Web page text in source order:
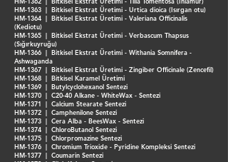
HM-1363 | Bitkisel Ekstrat Üretimi - Urtica dioica (Isırgan otu)
HM-1364 | Bitkisel Ekstrat Üretimi - Valeriana Officinalis
(Kediotu)
HM-1365 | Bitkisel Ekstrat Üretimi - Verbascum Thapsus
(Sığırkuyruğu)
HM-1366 | Bitkisel Ekstrat Üretimi - Withania Somnifera -
Ashwaganda
HM-1367 | Bitkisel Ekstrat Üretimi - Zingiber Officinale (Zencefil)
HM-1368 | Bitkisel Karamel Üretimi
HM-1369 | Butylcyclohexanol Sentezi
HM-1370 | C20-40 Alkane - WhiteWax - Sentezi
HM-1371 | Calcium Stearate Sentezi
HM-1372 | Camphenilone Sentezi
HM-1373 | Cera Alba - BeesWax - Sentezi
HM-1374 | ChloroButanol Sentezi
HM-1375 | Chlorpromazine Sentezi
HM-1376 | Chromium Trioxide - Pyridine Kompleksi Sentezi
HM-1377 | Coumarin Sentezi